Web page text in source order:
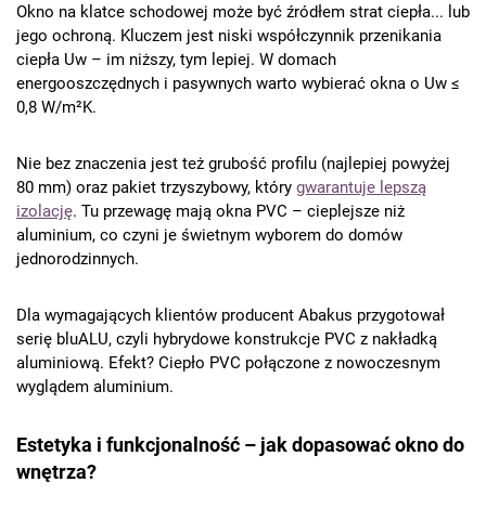
Okno na klatce schodowej może być źródłem strat ciepła... lub
jego ochroną. Kluczem jest niski współczynnik przenikania
ciepła Uw – im niższy, tym lepiej. W domach
energooszczędnych i pasywnych warto wybierać okna o Uw ≤
0,8 W/m²K.
Nie bez znaczenia jest też grubość profilu (najlepiej powyżej
80 mm) oraz pakiet trzyszybowy, który gwarantuje lepszą
izolację. Tu przewagę mają okna PVC – cieplejsze niż
aluminium, co czyni je świetnym wyborem do domów
jednorodzinnych.
Dla wymagających klientów producent Abakus przygotował
serię bluALU, czyli hybrydowe konstrukcje PVC z nakładką
aluminiową. Efekt? Ciepło PVC połączone z nowoczesnym
wyglądem aluminium.
Estetyka i funkcjonalność – jak dopasować okno do
wnętrza?